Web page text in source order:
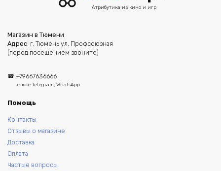
Атрибутика из кино и игр
Магазин в Тюмени
Адрес: г. Тюмень ул. Профсоюзная
(перед посещением звоните)
+79667636666
также Telegram, WhatsApp
Помощь
Контакты
Отзывы о магазине
Доставка
Оплата
Частые вопросы